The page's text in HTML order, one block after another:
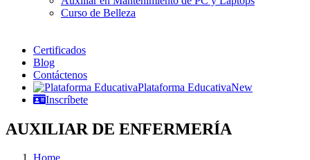
Curso de Belleza
Certificados
Blog
Contáctenos
Plataforma EducativaNew
Inscríbete
AUXILIAR DE ENFERMERÍA